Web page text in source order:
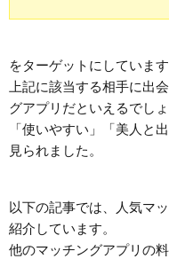
をターゲットにしています
上記に該当する相手に出
グアプリだといえるでしょ
「使いやすい」「美人と
見られました。
以下の記事では、人気マ
紹介しています。
他のマッチングアプリの